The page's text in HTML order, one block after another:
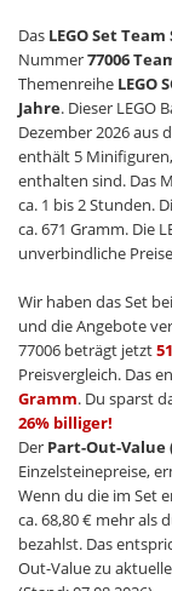
Das LEGO Set
Nummer77006
Themenreihe LEGO
Jahre. Dieser LEGO
Dezember 2026 aus
enthält 5
enthalten sind. Das
ca. 1 bis 2 Stunden.
ca. 671 Gramm. Die
unverbindliche
Wir haben das Set
und die Angebote
77006 beträgt jetzt
Preisvergleich. Das
Gramm. Du sparst
26% billiger!
Der Part-Out-Value
Einzelsteinepreise,
Wenn du die im Set
ca. 68,80 € mehr als
bezahlst. Das
Out-Value zu